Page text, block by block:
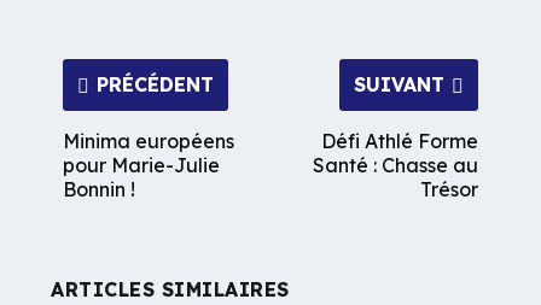
PRÉCÉDENT
Minima européens
pour Marie-Julie
Bonnin !
SUIVANT
Défi Athlé Forme
Santé : Chasse au
Trésor
ARTICLES SIMILAIRES